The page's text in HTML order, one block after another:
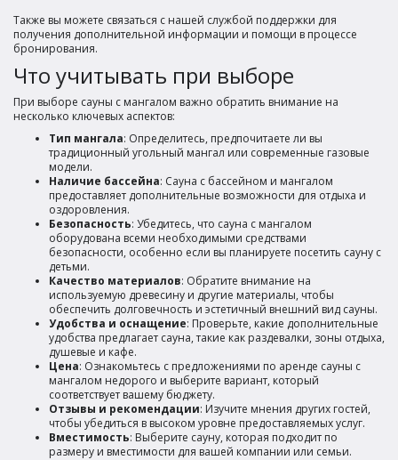
Также вы можете связаться с нашей службой поддержки для
получения дополнительной информации и помощи в процессе
бронирования.
Что учитывать при выборе
При выборе сауны с мангалом важно обратить внимание на
несколько ключевых аспектов:
Тип мангала: Определитесь, предпочитаете ли вы
традиционный угольный мангал или современные газовые
модели.
Наличие бассейна: Сауна с бассейном и мангалом
предоставляет дополнительные возможности для отдыха и
оздоровления.
Безопасность: Убедитесь, что сауна с мангалом
оборудована всеми необходимыми средствами
безопасности, особенно если вы планируете посетить сауну с
детьми.
Качество материалов: Обратите внимание на
используемую древесину и другие материалы, чтобы
обеспечить долговечность и эстетичный внешний вид сауны.
Удобства и оснащение: Проверьте, какие дополнительные
удобства предлагает сауна, такие как раздевалки, зоны отдыха,
душевые и кафе.
Цена: Ознакомьтесь с предложениями по аренде сауны с
мангалом недорого и выберите вариант, который
соответствует вашему бюджету.
Отзывы и рекомендации: Изучите мнения других гостей,
чтобы убедиться в высоком уровне предоставляемых услуг.
Вместимость: Выберите сауну, которая подходит по
размеру и вместимости для вашей компании или семьи.